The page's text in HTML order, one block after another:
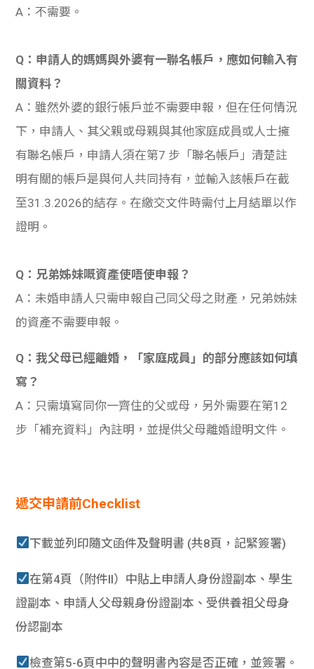
A：不需要。
Q：申請人的媽媽與外婆有一聯名帳戶，應如何輸入有
關資料？
A：雖然外婆的銀行帳戶並不需要申報，但在任何情況
下，申請人、其父親或母親與其他家庭成員或人士擁
有聯名帳戶，申請人須在第7 步「聯名帳戶」清楚註
明有關的帳戶是與何人共同持有，並輸入該帳戶在截
至31.3.2026的結存。在繳交文件時需付上月結單以作
證明。
Q：兄弟姊妹嘅資產使唔使申報？
A：未婚申請人只需申報自己同父母之財產，兄弟姊妹
的資產不需要申報。
Q：我父母已經離婚，「家庭成員」的部分應該如何填
寫？
A：只需填寫同你一齊住的父或母，另外需要在第12
步「補充資料」內註明，並提供父母離婚證明文件。
遞交申請前Checklist
下載並列印隨文函件及聲明書 (共8頁，記緊簽署)
在第4頁（附件II）中貼上申請人身份證副本、學生
證副本、申請人父母親身份證副本、受供養祖父母身
份認副本
檢查第5-6頁中中的聲明書內容是否正確，並簽署。